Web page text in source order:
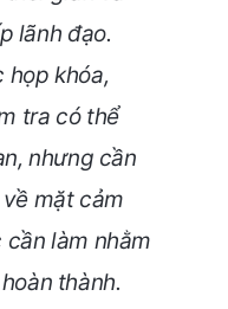
lãnh đạo.
họp khóa,
tra có thể
nhưng cần
mặt cảm
làm nhằm
thành.